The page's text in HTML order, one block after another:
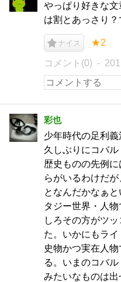
やっぱり好きな
は割とあっさり？
ナイス ★2
コメント(0)
彩也
少年時代の足利
久しぶりにコバ
歴史ものの先例
らがいるわけだ
となんだかなぁ
タジー世界・人
しろその方がツ
た。いかにもラ
史物かつ実在人
る。いまのコバ
みたいなものは出